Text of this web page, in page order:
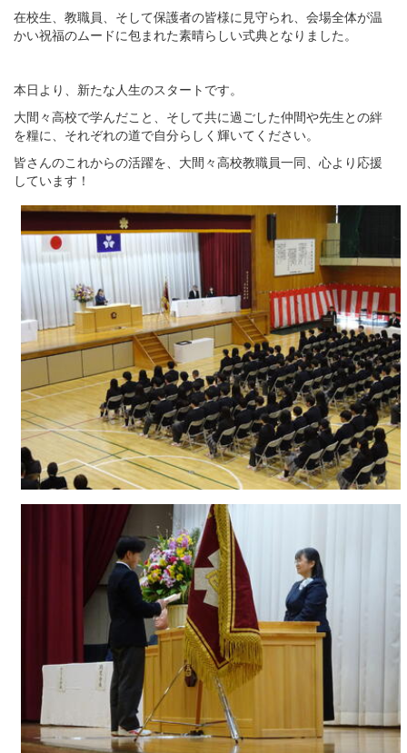
在校生、教職員、そして保護者の皆様に見守られ、会場全体が温
かい祝福のムードに包まれた素晴らしい式典となりました。
本日より、新たな人生のスタートです。
大間々高校で学んだこと、そして共に過ごした仲間や先生との絆
を糧に、それぞれの道で自分らしく輝いてください。
皆さんのこれからの活躍を、大間々高校教職員一同、心より応援
しています！